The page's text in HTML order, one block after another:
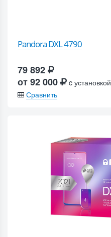
Pandora DXL 4790
79 892
от 92 000
c установкой
Сравнить